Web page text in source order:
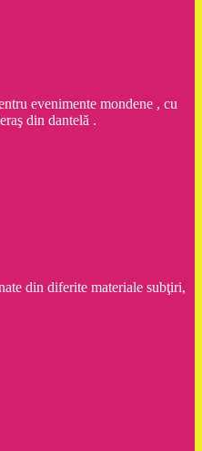
evenimente mondene , cu
din dantelă .
din diferite materiale subţiri,